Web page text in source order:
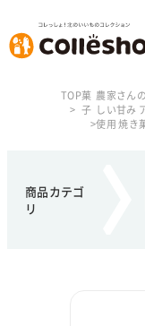
TOP菓
子
農家さん
しい甘み
使用 焼き
商品カテゴ
リ